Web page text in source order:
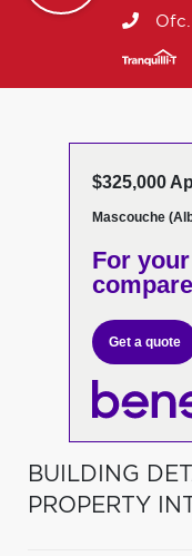
$325,000
Mascouche
For
Get a quote
BUILDING
PROPERTY